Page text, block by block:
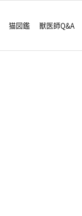
猫図鑑 獣医師Q&A